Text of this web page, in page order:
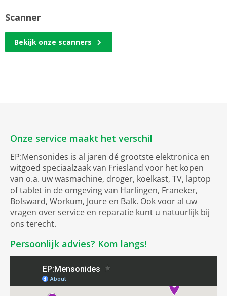
Scanner
Bekijk onze scanners
Onze service maakt het verschil
EP:Mensonides is al jaren dé grootste elektronica en
witgoed speciaalzaak van Friesland voor het kopen
van o.a. uw wasmachine, droger, koelkast, TV, laptop
of tablet in de omgeving van Harlingen, Franeker,
Bolsward, Workum, Joure en Balk. Ook voor al uw
vragen over service en reparatie kunt u natuurlijk bij
ons terecht.
Persoonlijk advies? Kom langs!